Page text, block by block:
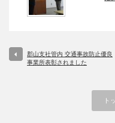
郡山支社管内 交通事故防止優良
事業所表彰されました
ト